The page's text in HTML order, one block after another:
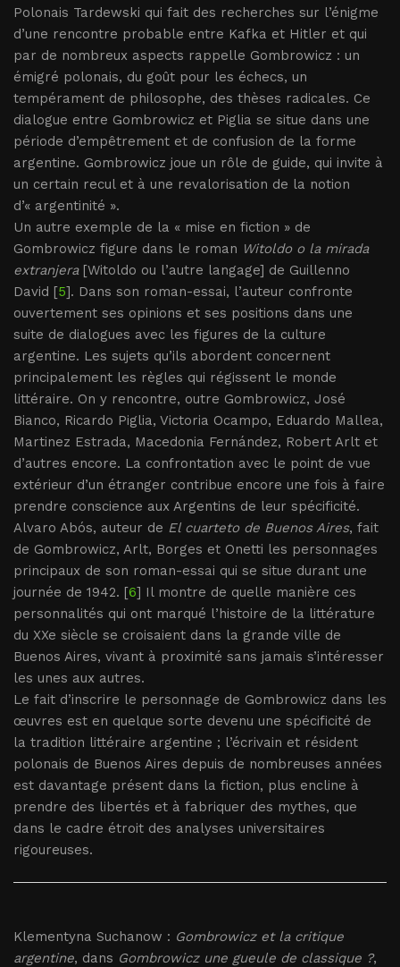
Polonais Tardewski qui fait des recherches sur l’énigme
d’une rencontre probable entre Kafka et Hitler et qui
par de nombreux aspects rappelle Gombrowicz : un
émigré polonais, du goût pour les échecs, un
tempérament de philosophe, des thèses radicales. Ce
dialogue entre Gombrowicz et Piglia se situe dans une
période d’empêtrement et de confusion de la forme
argentine. Gombrowicz joue un rôle de guide, qui invite à
un certain recul et à une revalorisation de la notion
d’« argentinité ».
Un autre exemple de la « mise en fiction » de
Gombrowicz figure dans le roman Witoldo o la mirada
extranjera[Witoldo ou l’autre langage] de Guillenno
David [5]. Dans son roman-essai, l’auteur confronte
ouvertement ses opinions et ses positions dans une
suite de dialogues avec les figures de la culture
argentine. Les sujets qu’ils abordent concernent
principalement les règles qui régissent le monde
littéraire. On y rencontre, outre Gombrowicz, José
Bianco, Ricardo Piglia, Victoria Ocampo, Eduardo Mallea,
Martinez Estrada, Macedonia Fernández, Robert Arlt et
d’autres encore. La confrontation avec le point de vue
extérieur d’un étranger contribue encore une fois à faire
prendre conscience aux Argentins de leur spécificité.
Alvaro Abós, auteur de El cuarteto de Buenos Aires, fait
de Gombrowicz, Arlt, Borges et Onetti les personnages
principaux de son roman-essai qui se situe durant une
journée de 1942. [6] Il montre de quelle manière ces
personnalités qui ont marqué l’histoire de la littérature
du XXe siècle se croisaient dans la grande ville de
Buenos Aires, vivant à proximité sans jamais s’intéresser
les unes aux autres.
Le fait d’inscrire le personnage de Gombrowicz dans les
œuvres est en quelque sorte devenu une spécificité de
la tradition littéraire argentine ; l’écrivain et résident
polonais de Buenos Aires depuis de nombreuses années
est davantage présent dans la fiction, plus encline à
prendre des libertés et à fabriquer des mythes, que
dans le cadre étroit des analyses universitaires
rigoureuses.
Klementyna Suchanow : Gombrowicz et la critique
argentine, dans Gombrowicz une gueule de classique ?,